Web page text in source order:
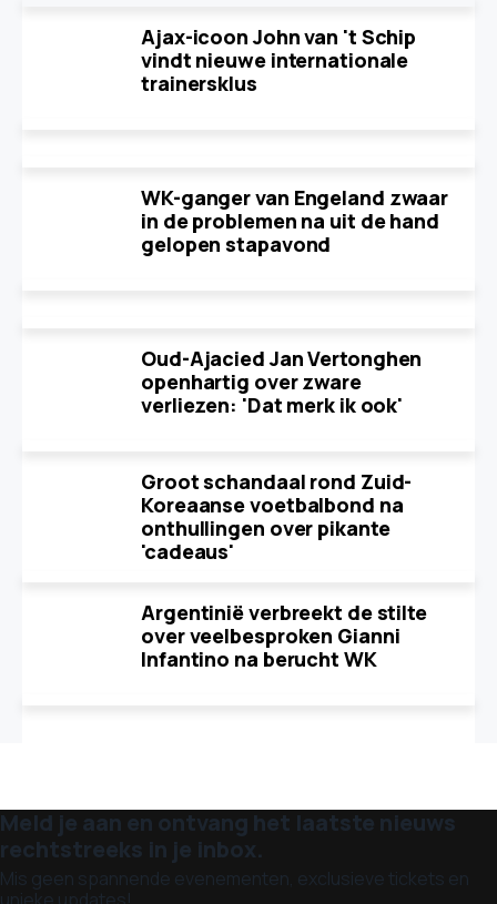
Ajax-icoon John van 't Schip
vindt nieuwe internationale
trainersklus
WK-ganger van Engeland zwaar
in de problemen na uit de hand
gelopen stapavond
Oud-Ajacied Jan Vertonghen
openhartig over zware
verliezen: 'Dat merk ik ook'
Groot schandaal rond Zuid-
Koreaanse voetbalbond na
onthullingen over pikante
'cadeaus'
Argentinië verbreekt de stilte
over veelbesproken Gianni
Infantino na berucht WK
Meld je aan en ontvang het laatste nieuws
rechtstreeks in je inbox.
Mis geen spannende evenementen, exclusieve tickets en